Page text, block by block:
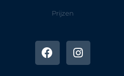
Prijzen
a
c
e
n
s
t